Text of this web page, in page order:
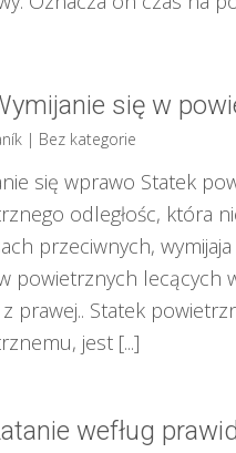
się w
| Bez kategorie
się wprawo Statek
odległośc, która
przeciwnych,
powietrznych lecących
z prawej.. Statek
jest [...]
wefług